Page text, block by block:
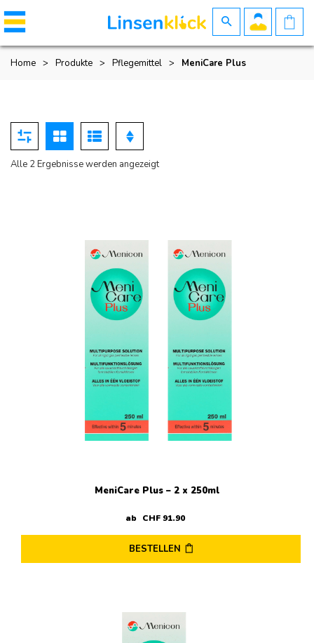
Home > Produkte > Pflegemittel > MeniCare Plus
Alle 2 Ergebnisse werden angezeigtNach
MeniCare Plus – 2 x 250ml
ab CHF91.90
BESTELLEN